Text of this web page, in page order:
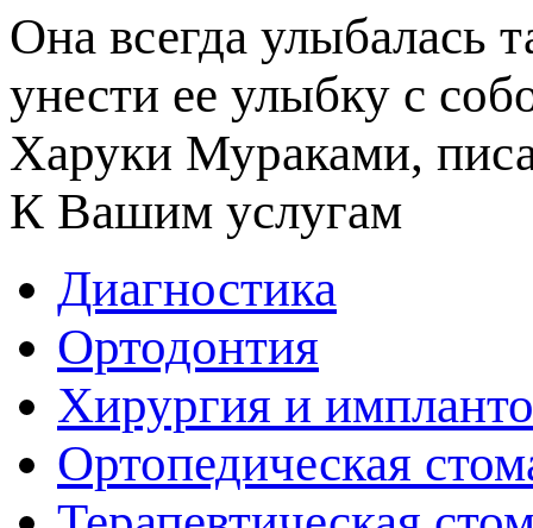
Она всегда улыбалась
унести ее улыбку с
Харуки Мураками,
К Вашим услугам
Диагностика
Ортодонтия
Хирургия и
Ортопедическая